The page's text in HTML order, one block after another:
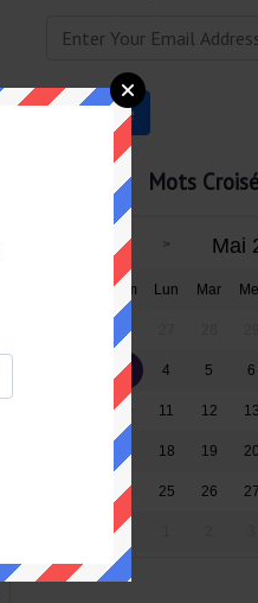
Mots
Mai
Dim Lun Mar
26
3 4 5 6
10 11 12 13
17 18 19 20
24 25 26 27
31